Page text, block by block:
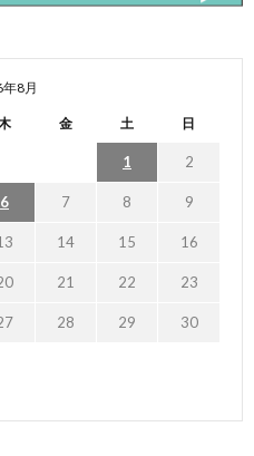
8月
金 土 日
1 2
6 7 8 9
14 15 16
21 22 23
28 29 30